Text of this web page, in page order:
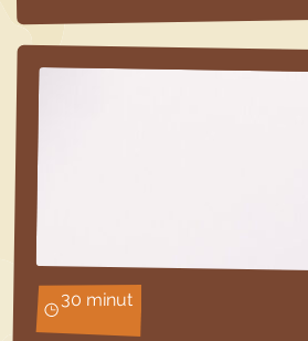
30 minut